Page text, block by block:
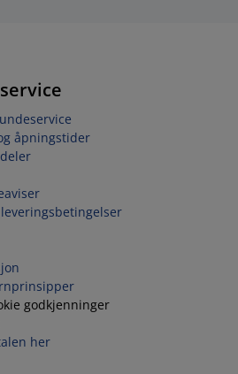
åpningstider
leveringsbetingelser
godkjenninger
her